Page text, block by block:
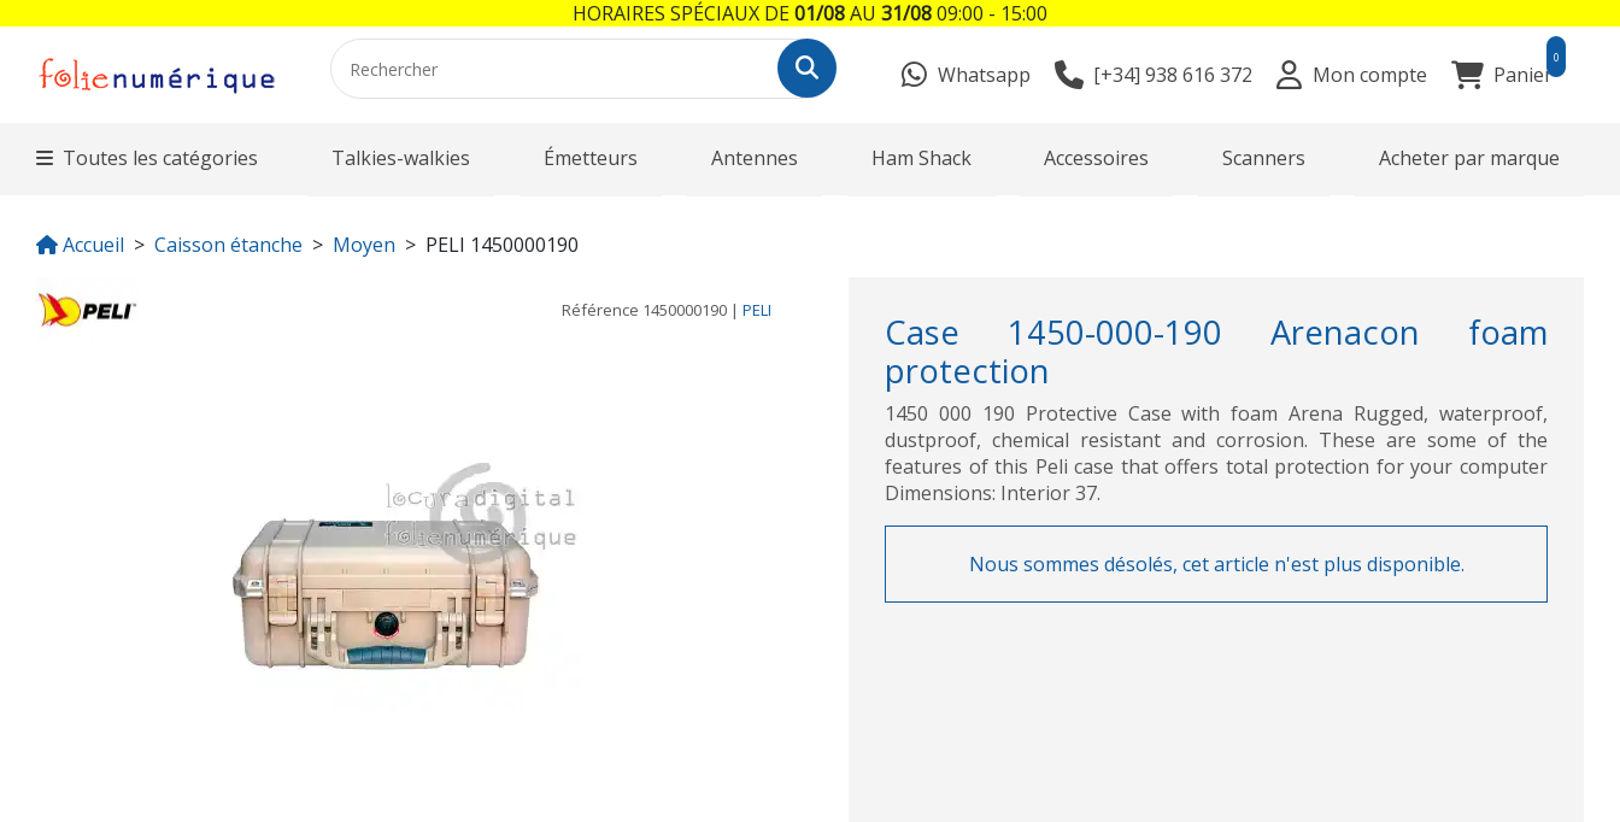
Whatsapp [+34] 938 616 372 Mon compte Panier
0
Toutes les catégories Talkies-walkies Émetteurs Antennes Ham Shack Accessoires Scanners Acheter par marque
Accueil Caisson étanche Moyen PELI 1450000190
Référence 1450000190 | PELI
Case 1450-000-190 Arenacon foam
protection
1450 000 190 Protective Case with foam Arena Rugged, waterproof,
dustproof, chemical resistant and corrosion. These are some of the
features of this Peli case that offers total protection for your computer
Dimensions: Interior 37.
Nous sommes désolés, cet article n'est plus disponible.
HORAIRES SPÉCIAUX DE01/08AU 31/0809:00 - 15:00